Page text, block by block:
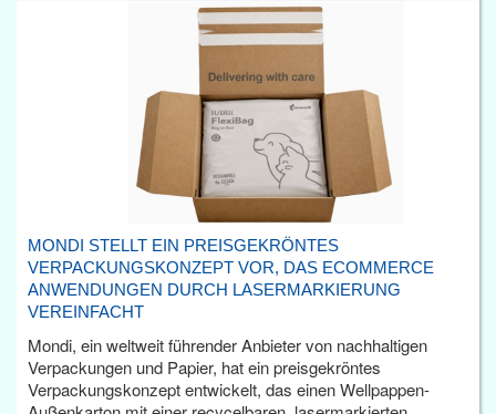
MONDI STELLT EIN PREISGEKRÖNTES
VERPACKUNGSKONZEPT VOR, DAS ECOMMERCE
ANWENDUNGEN DURCH LASERMARKIERUNG
VEREINFACHT
Mondi, ein weltweit führender Anbieter von nachhaltigen
Verpackungen und Papier, hat ein preisgekröntes
Verpackungskonzept entwickelt, das einen Wellpappen-